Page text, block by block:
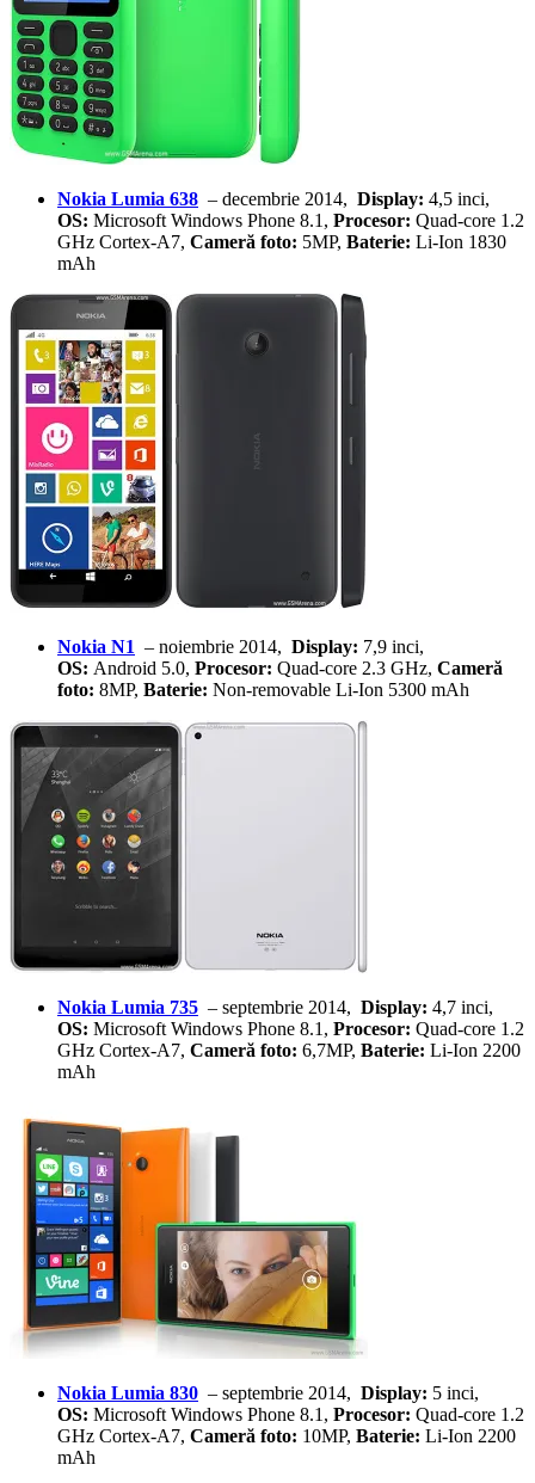
Nokia Lumia 638 – decembrie 2014, Display: 4,5 inci,
OS: Microsoft Windows Phone 8.1, Procesor: Quad-core 1.2
GHz Cortex-A7, Cameră foto: 5MP, Baterie: Li-Ion 1830
mAh
Nokia N1 – noiembrie 2014, Display: 7,9 inci,
OS: Android 5.0, Procesor: Quad-core 2.3 GHz, Cameră
foto: 8MP, Baterie: Non-removable Li-Ion 5300 mAh
Nokia Lumia 735 – septembrie 2014, Display: 4,7 inci,
OS: Microsoft Windows Phone 8.1, Procesor: Quad-core 1.2
GHz Cortex-A7, Cameră foto: 6,7MP, Baterie: Li-Ion 2200
mAh
Nokia Lumia 830 – septembrie 2014, Display: 5 inci,
OS: Microsoft Windows Phone 8.1, Procesor: Quad-core 1.2
GHz Cortex-A7, Cameră foto: 10MP, Baterie: Li-Ion 2200
mAh